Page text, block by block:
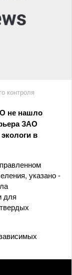
контроля
не нашло
ЗАО
в
указано -
для